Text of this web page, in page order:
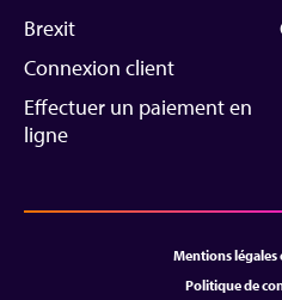
Brexit
Connexion client
Effectuer un paiement en
ligne
Mentions légales
Politique de